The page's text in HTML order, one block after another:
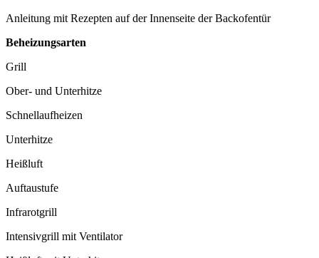
Anleitung mit Rezepten auf der Innenseite der Backofentür
Beheizungsarten
Grill
Ober- und Unterhitze
Schnellaufheizen
Unterhitze
Heißluft
Auftaustufe
Infrarotgrill
Intensivgrill mit Ventilator